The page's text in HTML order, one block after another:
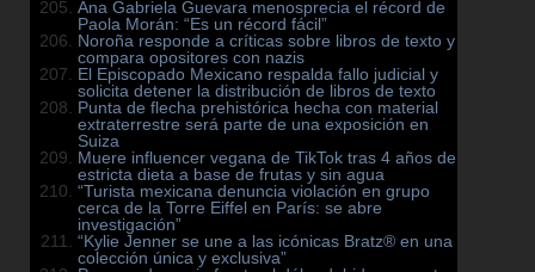
Ana Gabriela Guevara menosprecia el récord de
Paola Morán: “Es un récord fácil”
Noroña responde a críticas sobre libros de texto y
compara opositores con nazis
El Episcopado Mexicano respalda fallo judicial y
solicita detener la distribución de libros de texto
Punta de flecha prehistórica hecha con material
extraterrestre será parte de una exposición en
Suiza
Muere influencer vegana de TikTok tras 4 años de
estricta dieta a base de frutas y sin agua
“Turista mexicana denuncia violación en grupo
cerca de la Torre Eiffel en París: se abre
investigación”
“Kylie Jenner se une a las icónicas Bratz® en una
colección única y exclusiva”